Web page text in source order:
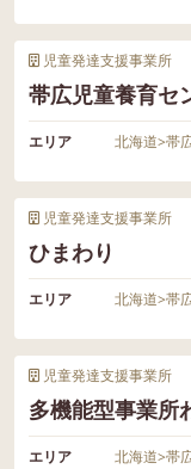
児童発達支援事業所
帯広児童養育セ
エリア 北海道>帯
児童発達支援事業所
ひまわり
エリア 北海道>帯
児童発達支援事業所
多機能型事業所
エリア 北海道>帯